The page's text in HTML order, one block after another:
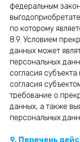
федеральным
по которому
8.9. Условием
данных может
персональных
согласия
согласия
требование о
данных, а также
персональных
9. Перечень